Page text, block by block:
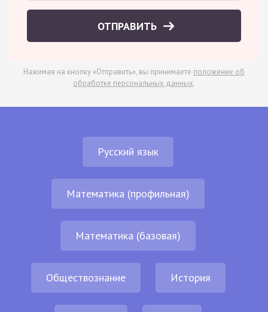
ОТПРАВИТЬ
Нажимая на кнопку «Отправить», вы принимаете положение об
обработке персональных данных.
Русский язык
Математика (профильная)
Математика (базовая)
Обществознание История